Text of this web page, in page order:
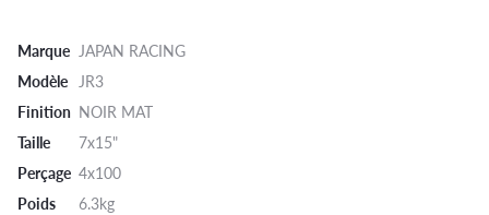
Marque JAPAN RACING
Modèle JR3
Finition NOIR MAT
Taille
7x15"
Perçage 4x100
Poids
6.3kg